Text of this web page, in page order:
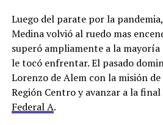
Luego del parate por la
Medina volvió al ruedo mas
superó ampliamente a la mayoría
le tocó enfrentar. El pasado
Lorenzo de Alem con la misión
Región Centro y avanzar a la
Federal A.